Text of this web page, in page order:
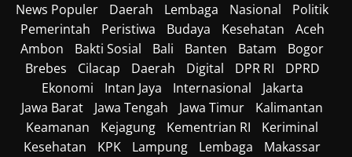
News Populer
Daerah Lembaga Nasional
Politik
Pemerintah
Peristiwa Budaya Kesehatan
Aceh
Ambon
Bakti Sosial Bali Banten Batam
Bogor
Brebes
Cilacap Daerah Digital DPR RI
DPRD
Ekonomi
Intan Jaya Internasional
Jakarta
Jawa Barat
Jawa Tengah Jawa Timur
Kalimantan
Keamanan
Kejagung Kementrian RI
Keriminal
Kesehatan
KPK Lampung Lembaga
Makassar